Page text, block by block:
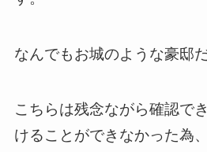
なんでもお城のような豪邸
こちらは残念ながら確認で
けることができなかった為